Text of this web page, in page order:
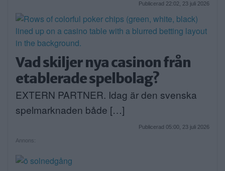
Publicerad 22:02, 23 juli 2026
Vad skiljer nya casinon från
etablerade spelbolag?
EXTERN PARTNER. Idag är den svenska
spelmarknaden både […]
Publicerad 05:00, 23 juli 2026
Annons: